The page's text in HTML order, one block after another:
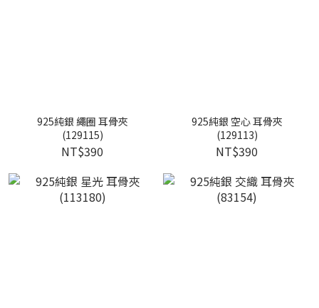
925純銀 繩圈 耳骨夾
(129115)
NT$390
925純銀 空心 耳骨夾
(129113)
NT$390